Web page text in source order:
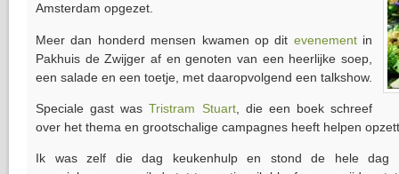
Amsterdam opgezet.
Meer dan honderd mensen kwamen op dit evenementin
Pakhuis de Zwijger af en genoten van een heerlijke soep,
een salade en een toetje, met daaropvolgend een talkshow.
Speciale gast wasTristram Stuart, die een boek schreef
over het thema en grootschalige campagnes heeft helpen
Ik was zelf die dag keukenhulp en stond de hele dag